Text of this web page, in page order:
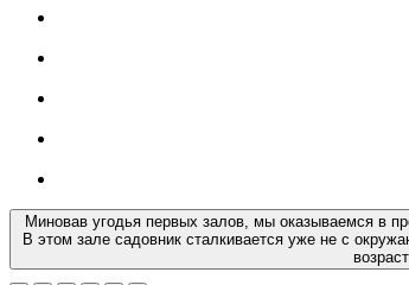
Миновав угодья первых залов, мы оказываемся в
В этом зале садовник сталкивается уже не с